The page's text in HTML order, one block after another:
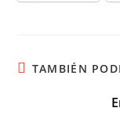
TAMBIÉN